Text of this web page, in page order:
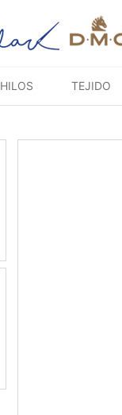
HILOS TEJIDO